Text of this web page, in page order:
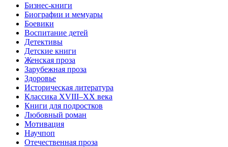
Бизнес-книги
Биографии и мемуары
Боевики
Воспитание детей
Детективы
Детские книги
Женская проза
Зарубежная проза
Здоровье
Историческая литература
Классика XVIII–XX века
Книги для подростков
Любовный роман
Мотивация
Научпоп
Отечественная проза